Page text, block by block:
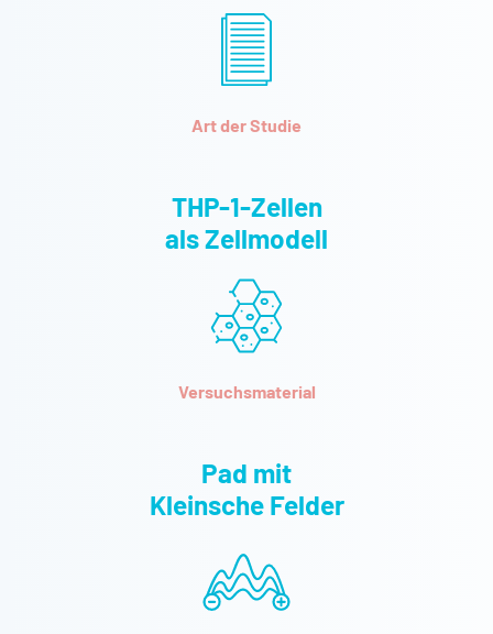
Art der Studie
THP-1-Zellen
als Zellmodell
Versuchsmaterial
Pad mit
Kleinsche Felder